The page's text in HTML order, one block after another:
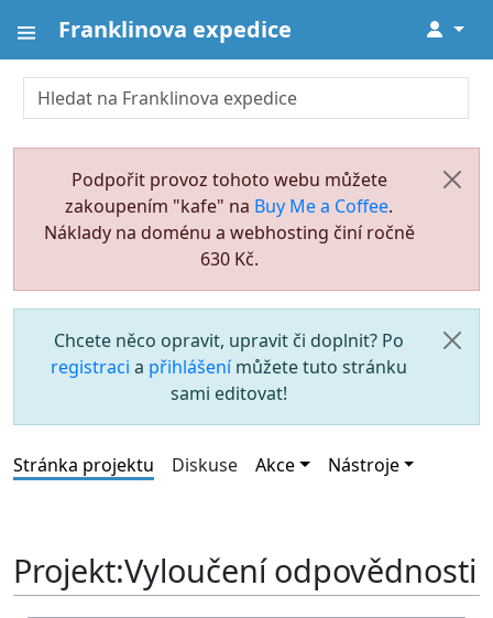
Franklinova expedice ↓
Podpořit provoz tohoto webu můžete
zakoupením "kafe" na Buy Me a Coffee.
Náklady na doménu a webhosting činí ročně
630 Kč.
Chcete něco opravit, upravit či doplnit? Po
registraci a přihlášenímůžete tuto stránku
sami editovat!
Stránka projektu Diskuse Akce Nástroje
Projekt:Vyloučení odpovědnosti